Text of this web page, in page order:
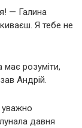
— Галина
Я тебе не
розуміти,
Андрій.
давня